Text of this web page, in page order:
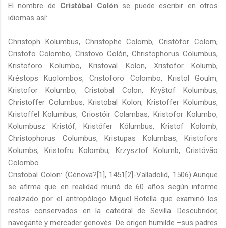
El nombre de Cristóbal Colón se puede escribir en otros
idiomas así:
Christoph Kolumbus, Christophe Colomb, Cristòfor Colom,
Cristofo Colombo, Cristovo Colón, Christophorus Columbus,
Kristoforo Kolumbo, Kristoval Kolon, Xristofor Kolumb,
Krė̅stops Kuolombos, Cristoforo Colombo, Kristol Goulm,
Kristofor Kolumbo, Cristobal Colon, Kryštof Kolumbus,
Christoffer Columbus, Kristobal Kolon, Kristoffer Kolumbus,
Kristoffel Kolumbus, Criostóir Colambas, Kristofor Kolumbo,
Kolumbusz Kristóf, Kristófer Kólumbus, Krîstof Kolomb,
Christophorus Columbus, Kristupas Kolumbas, Kristofors
Kolumbs, Kristofru Kolombu, Krzysztof Kolumb, Cristóvão
Colombo….
Cristobal Colon: (Génova?[1], 1451[2]-Valladolid, 1506).Aunque
se afirma que en realidad murió de 60 años según informe
realizado por el antropólogo Miguel Botella que examinó los
restos conservados en la catedral de Sevilla. Descubridor,
navegante y mercader genovés. De origen humilde –sus padres